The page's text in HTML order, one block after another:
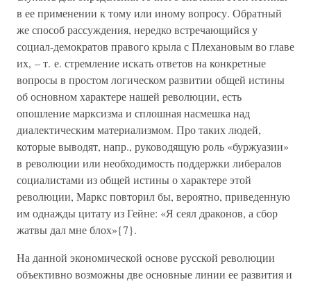
в ее применении к тому или иному вопросу. Обратный
же способ рассуждения, нередко встречающийся у
социал-демократов правого крыла с Плехановым во главе
их, – т. е. стремление искать ответов на конкретные
вопросы в простом логическом развитии общей истины
об основном характере нашей революции, есть
опошление марксизма и сплошная насмешка над
диалектическим материализмом. Про таких людей,
которые выводят, напр., руководящую роль «буржуазии»
в революции или необходимость поддержки либералов
социалистами из общей истины о характере этой
революции, Маркс повторил бы, вероятно, приведенную
им однажды цитату из Гейне: «Я сеял драконов, а сбор
жатвы дал мне блох»{7}.
На данной экономической основе русской революции
объективно возможны две основные линии ее развития и